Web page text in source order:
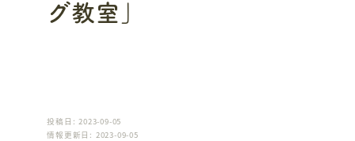
グ教室」
投稿日: 2023-09-05
情報更新日: 2023-09-05